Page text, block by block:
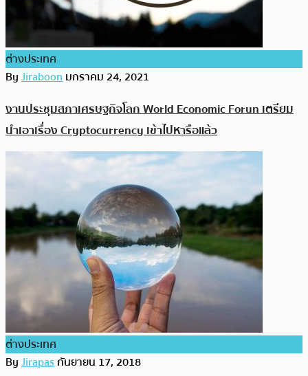
ต่างประเทศ
ByJiraboonมกราคม 24, 2021
งานประชุมสภาเศรษฐกิจโลก World Economic Forun เตรียม
นำเอาเรื่อง Cryptocurrency เข้าไปหารือแล้ว
ต่างประเทศ
ByJirapasกันยายน 17, 2018